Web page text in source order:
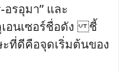
รอุมา” และ
เอนเซอร์ชื่อดัง ชี้
ที่ดีคือจุดเริ่มต้นของ